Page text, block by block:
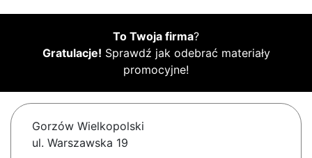
To Twoja firma?
Gratulacje! Sprawdź jak odebrać materiały
promocyjne!
Gorzów Wielkopolski
ul. Warszawska 19